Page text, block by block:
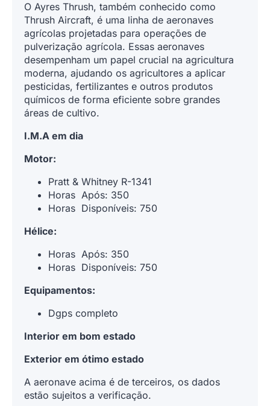
O Ayres Thrush, também conhecido como
Thrush Aircraft, é uma linha de aeronaves
agrícolas projetadas para operações de
pulverização agrícola. Essas aeronaves
desempenham um papel crucial na agricultura
moderna, ajudando os agricultores a aplicar
pesticidas, fertilizantes e outros produtos
químicos de forma eficiente sobre grandes
áreas de cultivo.
I.M.A em dia
Motor:
Pratt & Whitney R-1341
Horas Após: 350
Horas Disponíveis: 750
Hélice:
Horas Após: 350
Horas Disponíveis: 750
Equipamentos:
Dgps completo
Interior em bom estado
Exterior em ótimo estado
A aeronave acima é de terceiros, os dados
estão sujeitos a verificação.